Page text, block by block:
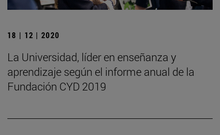
18 | 12 | 2020
La Universidad, líder en enseñanza y
aprendizaje según el informe anual de la
Fundación CYD 2019